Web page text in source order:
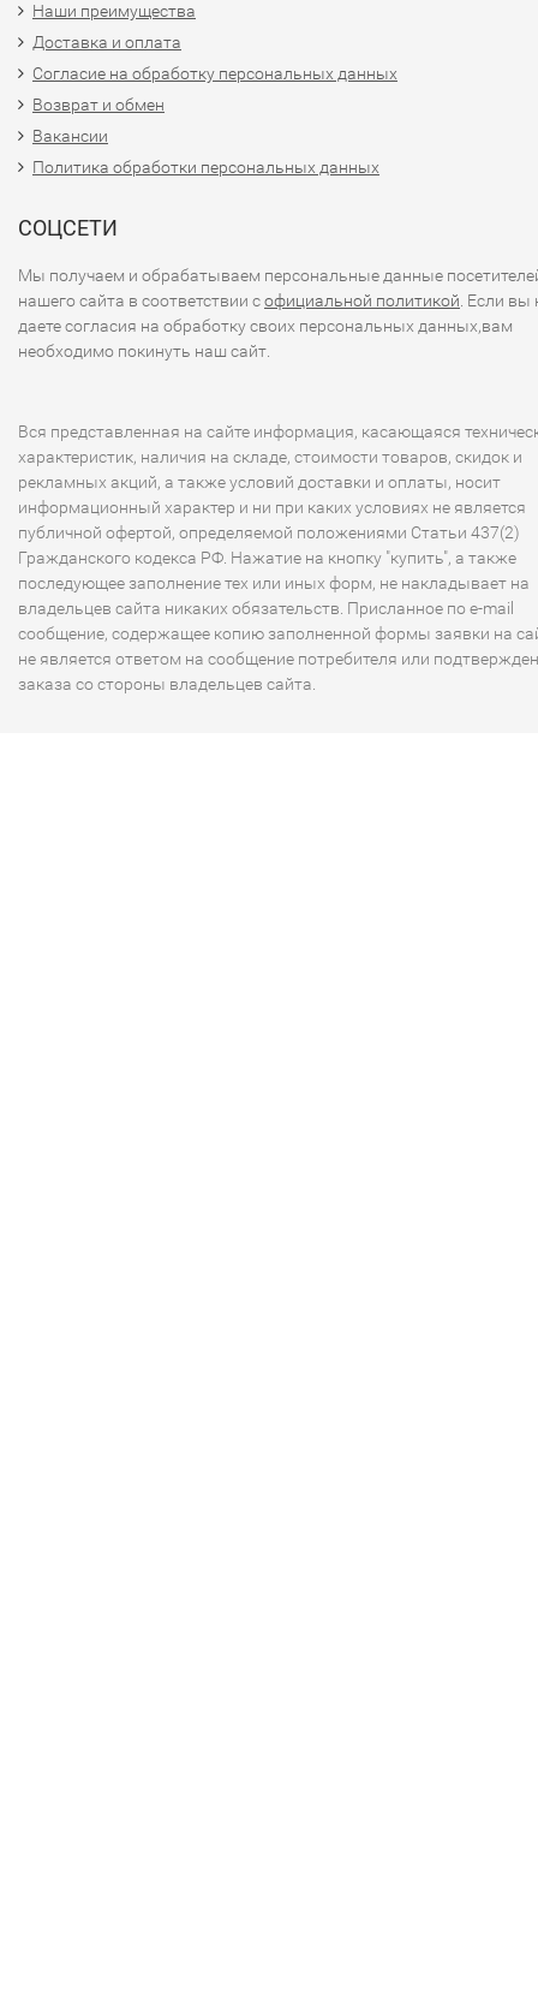
Наши преимущества
Доставка и оплата
Согласие на обработку персональных данных
Возврат и обмен
Вакансии
Политика обработки персональных данных
СОЦСЕТИ
Мы получаем и обрабатываем персональные данные
нашего сайта в соответствии софициальной политикой . Если вы
даете согласия на обработку своих персональных данных,вам
необходимо покинуть наш сайт.
Вся представленная на сайте информация, касающаяся
характеристик, наличия на складе, стоимости товаров, скидок и
рекламных акций, а также условий доставки и оплаты, носит
информационный характер и ни при каких условиях не является
публичной офертой, определяемой положениями Статьи 437(2)
Гражданского кодекса РФ. Нажатие на кнопку "купить", а также
последующее заполнение тех или иных форм, не накладывает на
владельцев сайта никаких обязательств. Присланное по e-mail
сообщение, содержащее копию заполненной формы заявки на
не является ответом на сообщение потребителя или
заказа со стороны владельцев сайта.